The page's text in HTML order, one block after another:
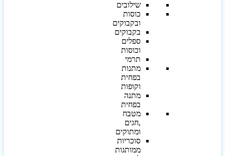
שילובים
כוסות
ובקבוקים
בקבוקים
ספלים
וכוסות
תרמי
מתנות
בפחית
וקופות
מתנה
בפחית
מטבח
,חגים
ומתוקים
סוכריות
ממותגות